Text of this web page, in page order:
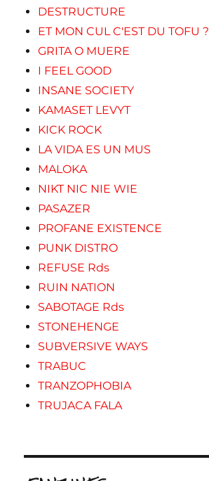
DESTRUCTURE
ET MON CUL C'EST DU TOFU ?
GRITA O MUERE
I FEEL GOOD
INSANE SOCIETY
KAMASET LEVYT
KICK ROCK
LA VIDA ES UN MUS
MALOKA
NIKT NIC NIE WIE
PASAZER
PROFANE EXISTENCE
PUNK DISTRO
REFUSE Rds
RUIN NATION
SABOTAGE Rds
STONEHENGE
SUBVERSIVE WAYS
TRABUC
TRANZOPHOBIA
TRUJACA FALA